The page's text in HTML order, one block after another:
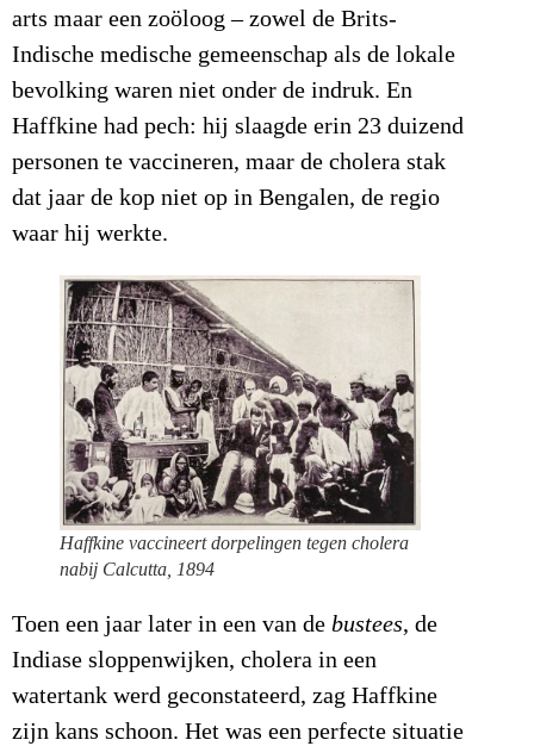
arts maar een zoöloog – zowel de Brits-
Indische medische gemeenschap als de lokale
bevolking waren niet onder de indruk. En
Haffkine had pech: hij slaagde erin 23 duizend
personen te vaccineren, maar de cholera stak
dat jaar de kop niet op in Bengalen, de regio
waar hij werkte.
Haffkine vaccineert dorpelingen tegen cholera
nabij Calcutta, 1894
Toen een jaar later in een van de bustees, de
Indiase sloppenwijken, cholera in een
watertank werd geconstateerd, zag Haffkine
zijn kans schoon. Het was een perfecte situatie